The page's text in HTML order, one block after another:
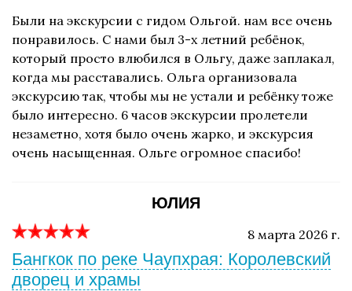
Были на экскурсии с гидом Ольгой. нам все очень
понравилось. С нами был 3-х летний ребёнок,
который просто влюбился в Ольгу, даже заплакал,
когда мы расставались. Ольга организовала
экскурсию так, чтобы мы не устали и ребёнку тоже
было интересно. 6 часов экскурсии пролетели
незаметно, хотя было очень жарко, и экскурсия
очень насыщенная. Ольге огромное спасибо!
ЮЛИЯ
8 марта 2026 г.
Бангкок по реке Чаупхрая: Королевский
дворец и храмы